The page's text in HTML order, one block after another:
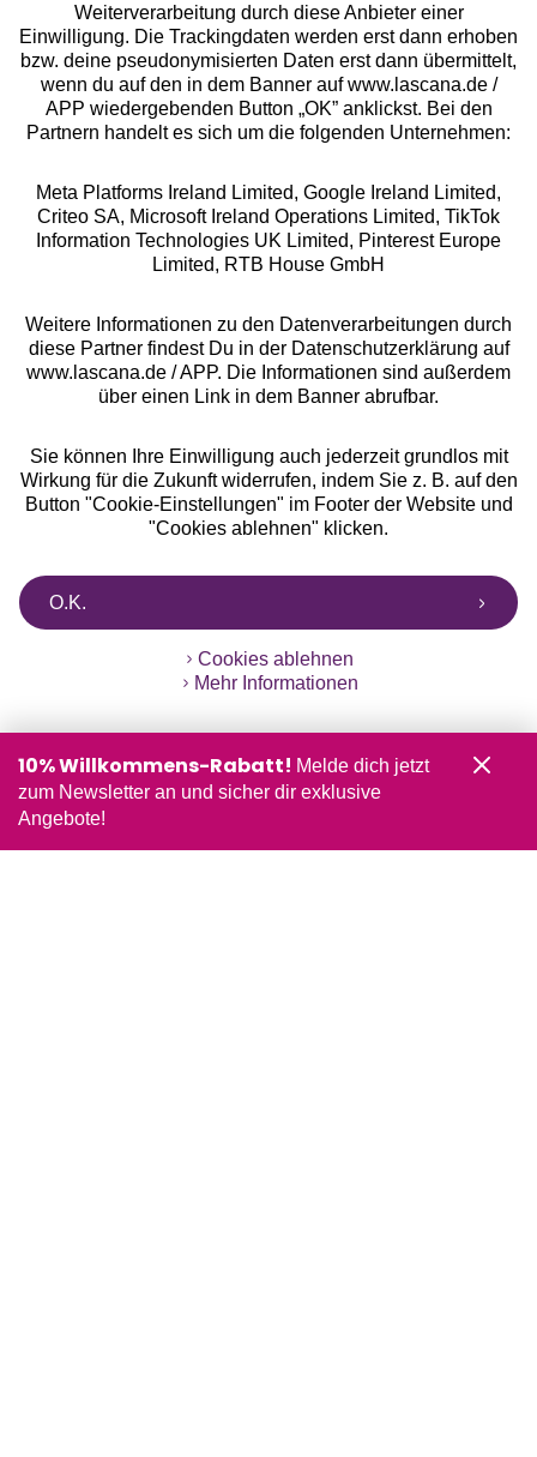
Über uns
Rechtliches
Alle Preise inkl. MwSt., zzgl.
Versandkosten
** Bonität vorausgesetzt, berechtigt zur Bonitätsprüfung
Weiterverarbeitung durch diese Anbieter einer
Einwilligung. Die Trackingdaten werden erst dann erhoben
bzw. deine pseudonymisierten Daten erst dann übermittelt,
wenn du auf den in dem Banner auf www.lascana.de /
APP wiedergebenden Button „OK” anklickst. Bei den
Partnern handelt es sich um die folgenden Unternehmen:
Meta Platforms Ireland Limited, Google Ireland Limited,
Criteo SA, Microsoft Ireland Operations Limited, TikTok
Information Technologies UK Limited, Pinterest Europe
Limited, RTB House GmbH
Weitere Informationen zu den Datenverarbeitungen durch
diese Partner findest Du in der Datenschutzerklärung auf
www.lascana.de / APP. Die Informationen sind außerdem
über einen Link in dem Banner abrufbar.
Sie können Ihre Einwilligung auch jederzeit grundlos mit
Wirkung für die Zukunft widerrufen, indem Sie z. B. auf den
Button "Cookie-Einstellungen" im Footer der Website und
"Cookies ablehnen" klicken.
O.K.
Cookies ablehnen
Mehr Informationen
10% Willkommens-Rabatt! Melde dich jetzt
zum Newsletter an und sicher dir exklusive
Angebote!